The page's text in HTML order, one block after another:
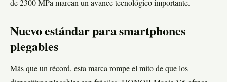
de 2300 MPa marcan un avance tecnológico importante.
Nuevo estándar para smartphones
plegables
Más que un récord, esta marca rompe el mito de que los